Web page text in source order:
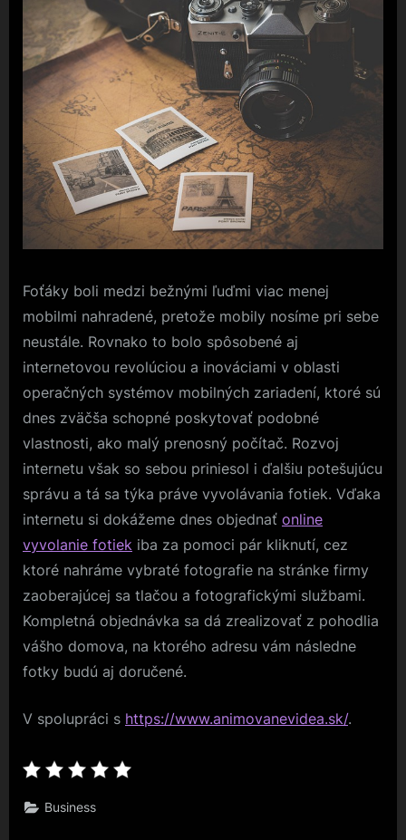
Foťáky boli medzi bežnými ľuďmi viac menej
mobilmi nahradené, pretože mobily nosíme pri sebe
neustále. Rovnako to bolo spôsobené aj
internetovou revolúciou a inováciami v oblasti
operačných systémov mobilných zariadení, ktoré sú
dnes zväčša schopné poskytovať podobné
vlastnosti, ako malý prenosný počítač. Rozvoj
internetu však so sebou priniesol i ďalšiu potešujúcu
správu a tá sa týka práve vyvolávania fotiek. Vďaka
internetu si dokážeme dnes objednať online
vyvolanie fotiek iba za pomoci pár kliknutí, cez
ktoré nahráme vybraté fotografie na stránke firmy
zaoberajúcej sa tlačou a fotografickými službami.
Kompletná objednávka sa dá zrealizovať z pohodlia
vášho domova, na ktorého adresu vám následne
fotky budú aj doručené.
V spolupráci s https://www.animovanevidea.sk/.
Business